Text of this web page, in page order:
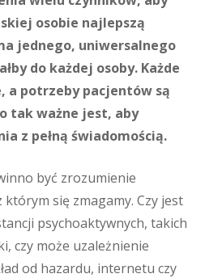
osobie najlepszą
jednego, uniwersalnego
do każdej osoby. Każde
a potrzeby pacjentów są
tak ważne jest, aby
z pełną świadomością.
być zrozumienie
się zmagamy. Czy jest
psychoaktywnych, takich
czy może uzależnienie
od hazardu, internetu czy